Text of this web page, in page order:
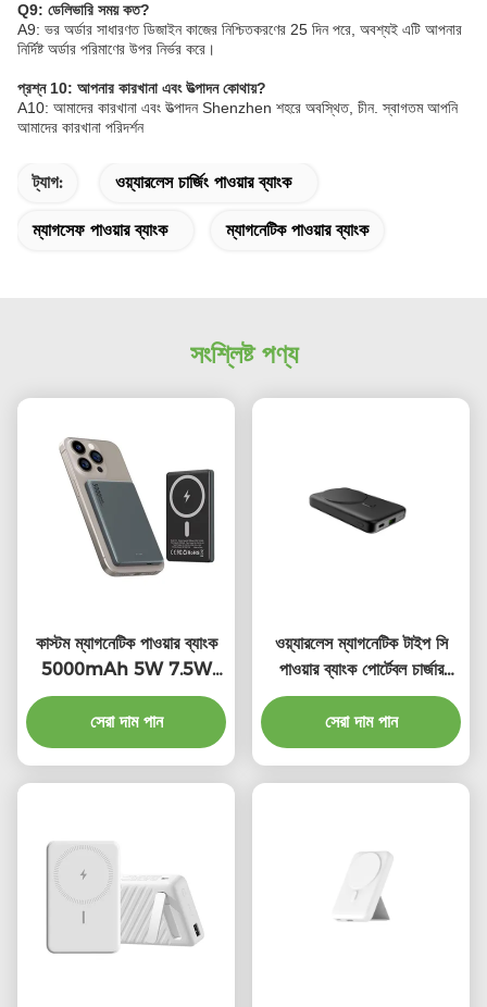
Q9: ডেলিভারি সময় কত?
A9: ভর অর্ডার সাধারণত ডিজাইন কাজের নিশ্চিতকরণের 25 দিন পরে, অবশ্যই এটি আপনার
নির্দিষ্ট অর্ডার পরিমাণের উপর নির্ভর করে।
প্রশ্ন 10: আপনার কারখানা এবং উত্পাদন কোথায়?
A10: আমাদের কারখানা এবং উত্পাদন Shenzhen শহরে অবস্থিত, চীন. স্বাগতম আপনি
আমাদের কারখানা পরিদর্শন
ট্যাগ: ওয়্যারলেস চার্জিং পাওয়ার ব্যাংক
ম্যাগসেফ পাওয়ার ব্যাংক ম্যাগনেটিক পাওয়ার ব্যাংক
সংশ্লিষ্ট পণ্য
কাস্টম ম্যাগনেটিক পাওয়ার ব্যাংক
5000mAh 5W 7.5W
পোর্টেবল ওয়্যারলেস পাওয়ার ব্যাংক
সেরা দাম পান
ওয়্যারলেস ম্যাগনেটিক টাইপ সি
পাওয়ার ব্যাংক পোর্টেবল চার্জার
10000mAh
সেরা দাম পান